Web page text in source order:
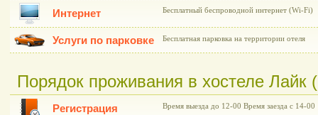
Интернет Бесплатный беспроводной интернет (Wi-Fi)
Услуги по парковке Бесплатная парковка на территории отеля
Порядок проживания в хостеле Лайк
Регистрация Время выезда до 12-00 Время заезда с 14-00